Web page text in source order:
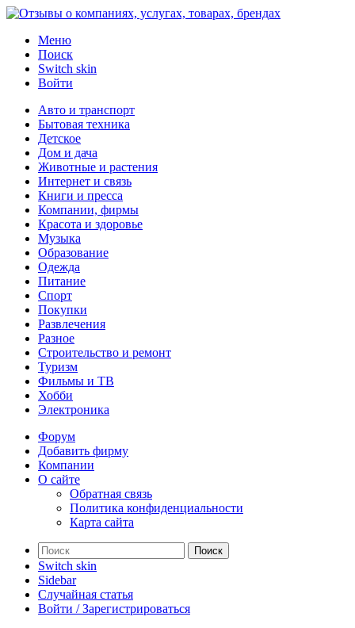
Меню
Поиск
Switch skin
Войти
Авто и транспорт
Бытовая техника
Детское
Дом и дача
Животные и растения
Интернет и связь
Книги и пресса
Компании, фирмы
Красота и здоровье
Музыка
Образование
Одежда
Питание
Спорт
Покупки
Развлечения
Разное
Строительство и ремонт
Туризм
Фильмы и ТВ
Хобби
Электроника
Форум
Добавить фирму
Компании
О сайте
Обратная связь
Политика конфиденциальности
Карта сайта
Поиск
Switch skin
Sidebar
Случайная статья
Войти / Зарегистрироваться